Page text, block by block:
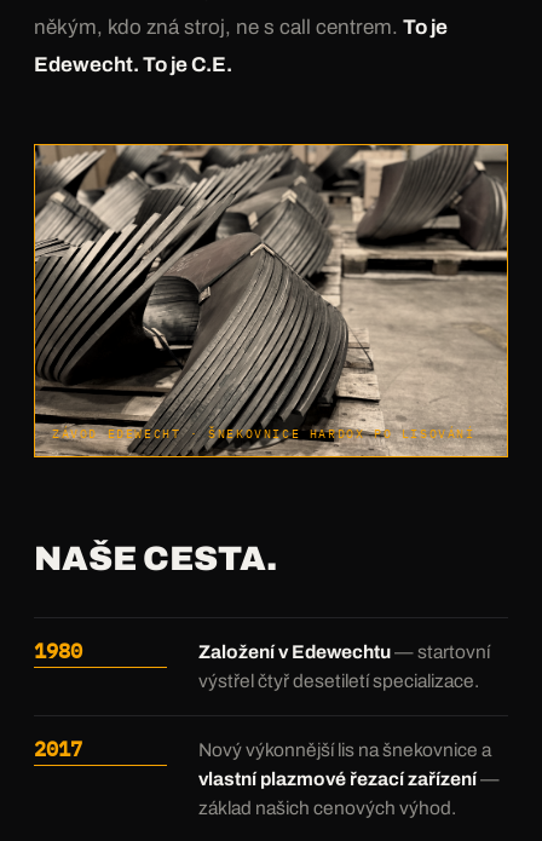
někým, kdo zná stroj, ne s call centrem. To je
Edewecht. To je C.E.
ZÁVOD EDEWECHT · ŠNEKOVNICE HARDOX PO LISOVÁNÍ
NAŠE CESTA.
1980 Založení v Edewechtu— startovní
výstřel čtyř desetiletí specializace.
2017
Nový výkonnější lis na šnekovnice a
vlastní plazmové řezací zařízení—
základ našich cenových výhod.